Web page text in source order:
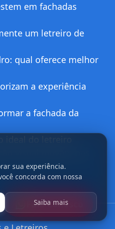
Fale Conosco
em fachadas
um letreiro de
qual oferece melhor
a experiência
a fachada da
do letreiro
visual inovam nas
sua experiência.
concorda com nossa
Saiba mais